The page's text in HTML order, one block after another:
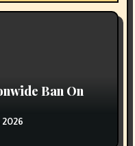
Ban On